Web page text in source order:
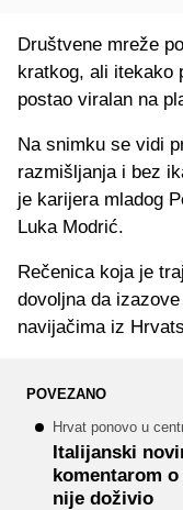
Društvene mreže
kratkog, ali itekako
postao viralan na
Na snimku se vidi
razmišljanja i bez
je karijera mladog
Luka Modrić.
Rečenica koja je
dovoljna da
navijačima iz
POVEZANO
Hrvat ponovo u
Italijanski
komentarom
nije doživio